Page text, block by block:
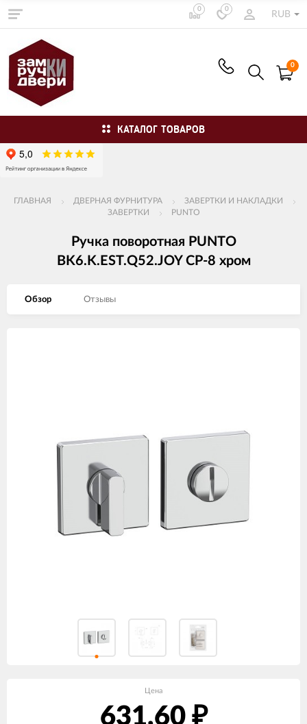
0 0
RUB
0
КАТАЛОГ ТОВАРОВ
ГЛАВНАЯ ДВЕРНАЯ ФУРНИТУРА
ЗАВЕРТКИ И НАКЛАДКИ
ЗАВЕРТКИ
PUNTO
Ручка поворотная PUNTO
BK6.K.EST.Q52.JOY CP-8 хром
Обзор Отзывы
Цена
631,60 ₽